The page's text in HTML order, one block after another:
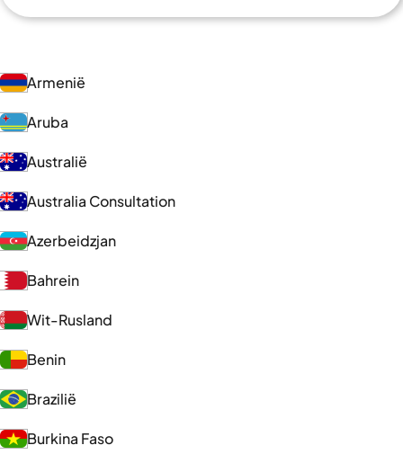
Armenië
Aruba
Australië
Australia Consultation
Azerbeidzjan
Bahrein
Wit-Rusland
Benin
Brazilië
Burkina Faso